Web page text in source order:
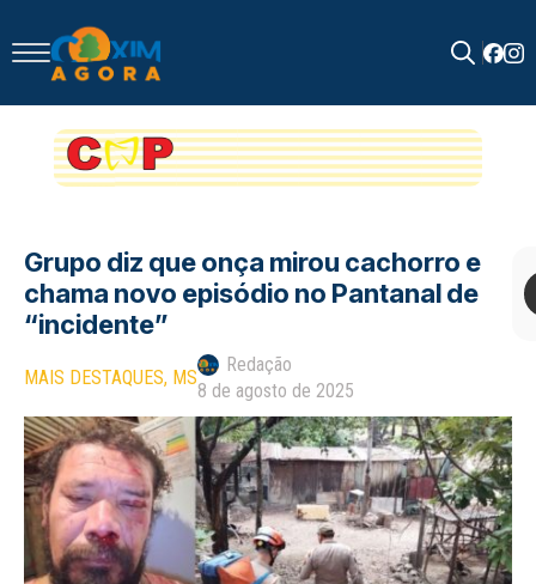
for:
Grupo diz que onça mirou cachorro e
chama novo episódio no Pantanal de
“incidente”
MAIS DESTAQUES MS
Redação
8 de agosto de 2025